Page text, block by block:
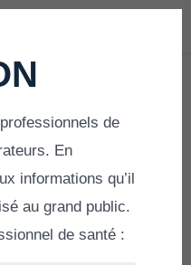
RECONSTRUCTION
de
En
informations qu’il
au grand public.
de santé :